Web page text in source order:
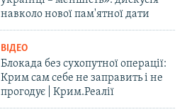
навколо нової пам'ятної дати
ВІДЕО
Блокада без сухопутної операції:
Крим сам себе не заправить і не
прогодує | Крим.Реалії